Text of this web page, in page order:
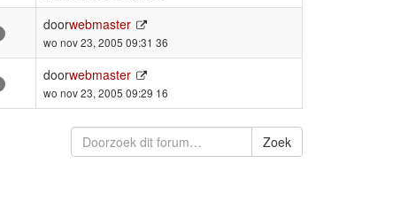
doorwebmaster
wo nov 23, 2005 09:31 36
doorwebmaster
wo nov 23, 2005 09:29 16
Zoek